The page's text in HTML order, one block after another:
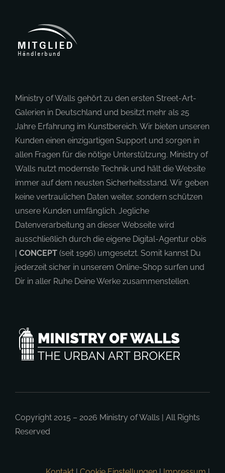
Ministry of Walls gehört zu den ersten Street-Art-
Galerien in Deutschland und besitzt mehr als 25
Jahre Erfahrung im Kunstbereich. Wir bieten unseren
Kunden einen einzigartigen Support und sorgen in
allen Fragen für die nötige Unterstützung. Ministry of
Walls nutzt modernste Technik und hält die Website
immer auf dem neusten Sicherheitsstand. Wir geben
keine vertraulichen Daten weiter, sondern schützen
unsere Kunden umfänglich. Jegliche
Datenverarbeitung an dieser Webseite wird
ausschließlich durch die eigene Digital-Agentur obis
| CONCEPT(seit 1996) umgesetzt. Somit kannst Du
jederzeit sicher in unserem Online-Shop surfen und
Dir in aller Ruhe Deine Werke zusammenstellen.
Copyright 2015 – 2026 Ministry of Walls | All Rights
Reserved